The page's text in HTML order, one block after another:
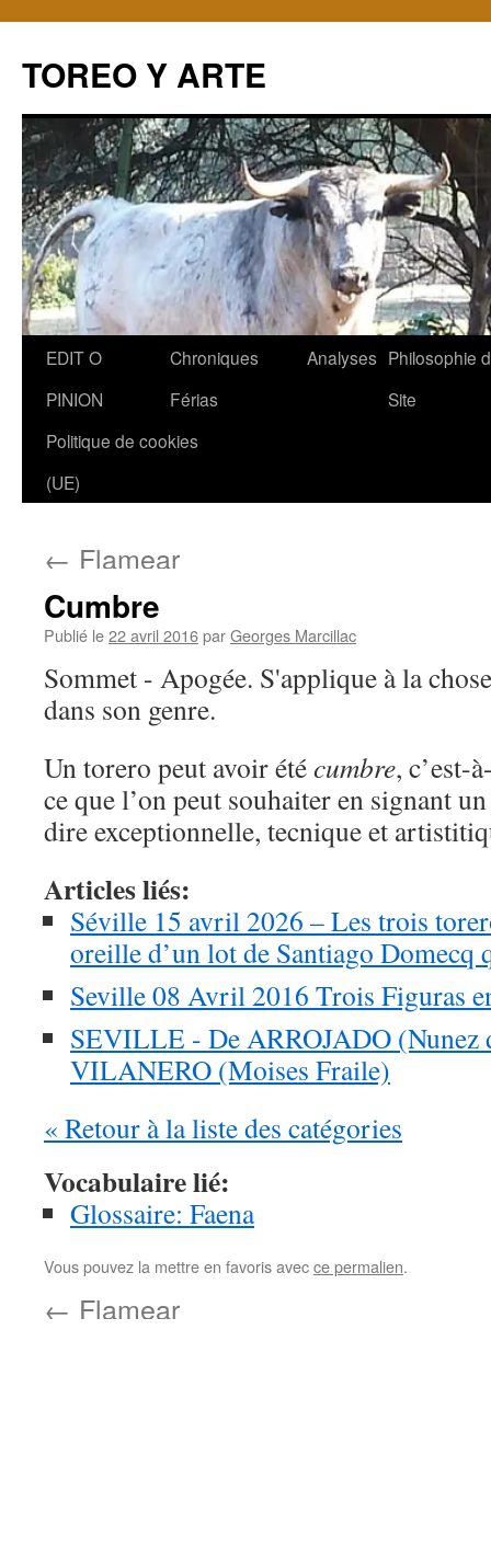
TOREO Y ARTE
Aller
contenu
EDIT O
PINION
Chroniques
Férias
Analyses Philosophie
Site
Politique de cookies
(UE)
← Flamear
Cumbre
Publié le22 avril 2016parGeorges Marcillac
Sommet - Apogée. S'applique à la
dans son genre.
Un torero peut avoir étécumbre, c’est-
ce que l’on peut souhaiter en signant
dire exceptionnelle, tecnique et
Articles liés:
Séville 15 avril 2026 – Les trois
oreille d’un lot de Santiago Domecq
Seville 08 Avril 2016 Trois Figuras
SEVILLE - De ARROJADO (Nunez
VILANERO (Moises Fraile)
« Retour à la liste des catégories
Vocabulaire lié:
Glossaire: Faena
Vous pouvez la mettre en favoris avecce permalien.
← Flamear